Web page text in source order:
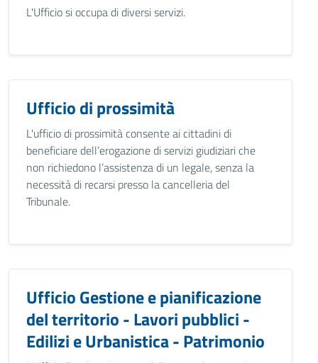
L'Ufficio si occupa di diversi servizi.
Ufficio di prossimità
L'ufficio di prossimità consente ai cittadini di
beneficiare dell’erogazione di servizi giudiziari che
non richiedono l’assistenza di un legale, senza la
necessità di recarsi presso la cancelleria del
Tribunale.
Ufficio Gestione e pianificazione
del territorio - Lavori pubblici -
Edilizi e Urbanistica - Patrimonio